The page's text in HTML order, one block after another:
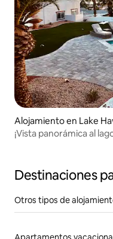
Alojamiento en Lake
¡Vista panorámica al
Destinaciones
Otros tipos de